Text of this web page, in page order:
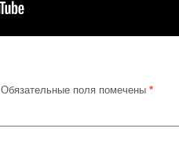
Обязательные поля помечены *